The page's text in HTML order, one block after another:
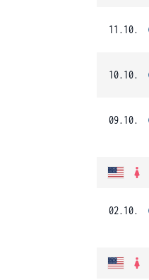
11.10.
10.10.
09.10.
02.10.